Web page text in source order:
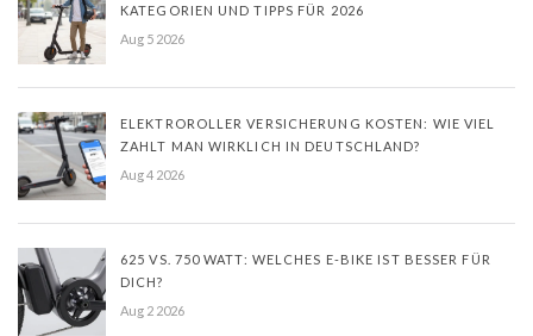
KATEGORIEN UND TIPPS FÜR 2026
Aug 5 2026
ELEKTROROLLER VERSICHERUNG KOSTEN: WIE VIEL
ZAHLT MAN WIRKLICH IN DEUTSCHLAND?
Aug 4 2026
625 VS. 750 WATT: WELCHES E-BIKE IST BESSER FÜR
DICH?
Aug 2 2026